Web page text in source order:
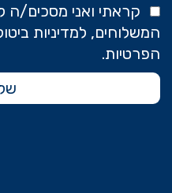
קראתי ואני מסכים/ה
המשלוחים, למדיניות
הפרטיות.